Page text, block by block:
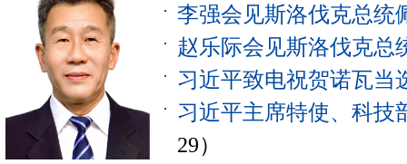
李强会见斯洛伐克总统
赵乐际会见斯洛伐克总
习近平致电祝贺诺瓦当
习近平主席特使、科技
29）